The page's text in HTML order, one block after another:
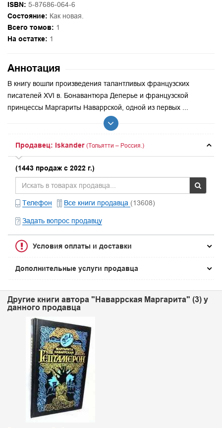
ISBN: 5-87686-064-6
Состояние: Как новая.
Всего томов: 1
На остатке: 1
Аннотация
В книгу вошли произведения талантливых французских
писателей XVI в. Бонавантюра Деперье и французской
принцессы Маргариты Наваррской, одной из первых ...
Продавец: Iskander (Тольятти – Россия.)
(1443 продаж с 2022 г.)
Телефон Все книги продавца (13608)
Задать вопрос продавцу
Условия оплаты и доставки
Дополнительные услуги продавца
Другие книги автора "Наваррская Маргарита" (3) у
данного продавца